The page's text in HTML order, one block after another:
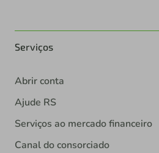
Serviços
Abrir conta
Ajude RS
Serviços ao mercado financeiro
Canal do consorciado